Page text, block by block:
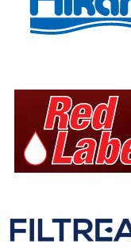
Pourquoi
Expert Bassin met à
professionnels.
bassin de jardin,
obtiendrez des
ainsi passer votre
Profitez des
frais ainsi que de la
achetez 250 € de
avantageuses pour